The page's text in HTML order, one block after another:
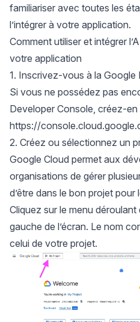
familiariser avec toutes les
l’intégrer à votre application.
Comment utiliser et intégrer
votre application
1. Inscrivez-vous à la Google
Si vous ne possédez pas
Developer Console, créez-en
https://
2. Créez ou sélectionnez un
Google Cloud permet aux
organisations de gérer
d’être dans le bon projet
Cliquez sur le menu
gauche de l’écran. Le nom
celui de votre projet.